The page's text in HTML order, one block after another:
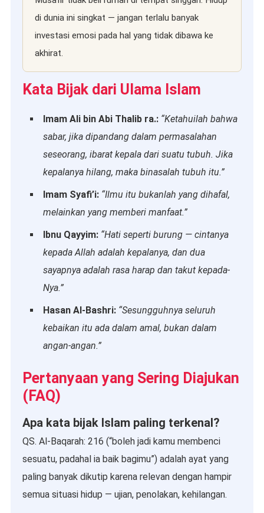
di dunia ini singkat — jangan terlalu banyak
investasi emosi pada hal yang tidak dibawa ke
akhirat.
Kata Bijak dari Ulama Islam
Imam Ali bin Abi Thalib ra.: “Ketahuilah bahwa
sabar, jika dipandang dalam permasalahan
seseorang, ibarat kepala dari suatu tubuh. Jika
kepalanya hilang, maka binasalah tubuh itu.”
Imam Syafi’i: “Ilmu itu bukanlah yang dihafal,
melainkan yang memberi manfaat.”
Ibnu Qayyim: “Hati seperti burung — cintanya
kepada Allah adalah kepalanya, dan dua
sayapnya adalah rasa harap dan takut kepada-
Nya.”
Hasan Al-Bashri: “Sesungguhnya seluruh
kebaikan itu ada dalam amal, bukan dalam
angan-angan.”
Pertanyaan yang Sering Diajukan
(FAQ)
Apa kata bijak Islam paling terkenal?
QS. Al-Baqarah: 216 (“boleh jadi kamu membenci
sesuatu, padahal ia baik bagimu”) adalah ayat yang
paling banyak dikutip karena relevan dengan hampir
semua situasi hidup — ujian, penolakan, kehilangan.